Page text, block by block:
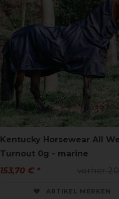
Kentucky Horsewear All
Turnout 0g - marine
vorher
153,70 € *
ARTIKEL MERKEN